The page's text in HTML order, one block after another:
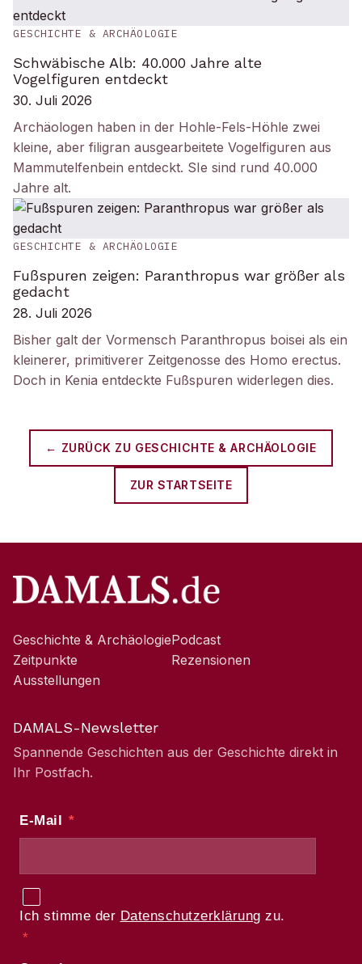
GESCHICHTE & ARCHÄOLOGIE
Schwäbische Alb: 40.000 Jahre alte
Vogelfiguren entdeckt
30. Juli 2026
Archäologen haben in der Hohle-Fels-Höhle zwei
kleine, aber filigran ausgearbeitete Vogelfiguren aus
Mammutelfenbein entdeckt. SIe sind rund 40.000
Jahre alt.
GESCHICHTE & ARCHÄOLOGIE
Fußspuren zeigen: Paranthropus war größer als
gedacht
28. Juli 2026
Bisher galt der Vormensch Paranthropus boisei als ein
kleinerer, primitiverer Zeitgenosse des Homo erectus.
Doch in Kenia entdeckte Fußspuren widerlegen dies.
← ZURÜCK ZU GESCHICHTE & ARCHÄOLOGIE
ZUR STARTSEITE
Geschichte & Archäologie
Zeitpunkte
Ausstellungen
Podcast
Rezensionen
DAMALS-Newsletter
Spannende Geschichten aus der Geschichte direkt in
Ihr Postfach.